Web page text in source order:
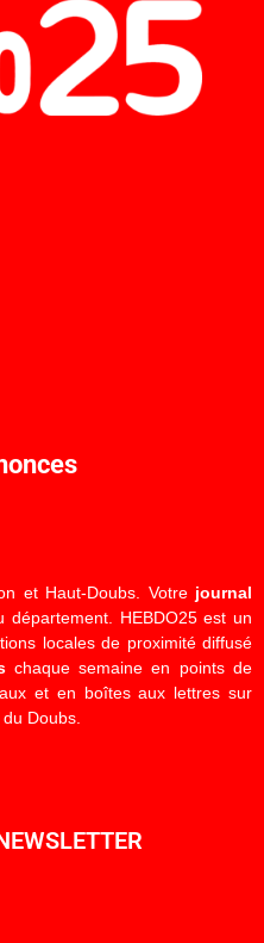
et Haut-Doubs. Votre journal
HEBDO25 est un
locales de proximité diffusé
chaque semaine en points de
et en boîtes aux lettres sur
Doubs.